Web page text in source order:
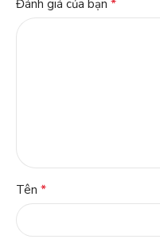
Đánh giá của bạn *
Tên *